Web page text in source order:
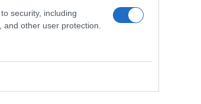
security, including
other user protection.
che
disponibili aree
come il Museo